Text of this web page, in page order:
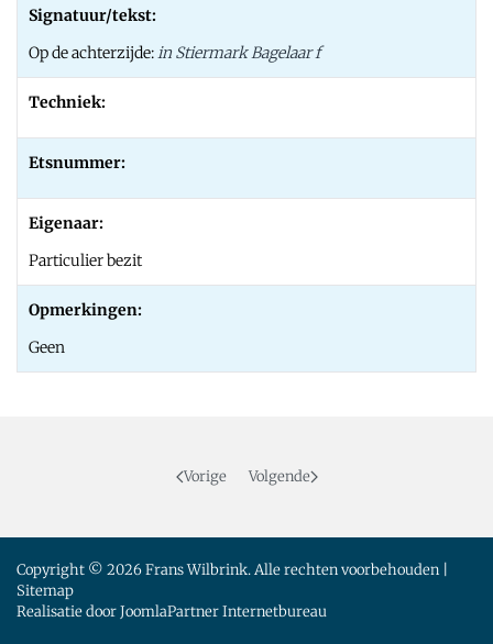
Signatuur/tekst:
Op de achterzijde:in Stiermark Bagelaar f
Techniek:
Etsnummer:
Eigenaar:
Particulier bezit
Opmerkingen:
Geen
Vorige Volgende
Copyright © 2026 Frans Wilbrink. Alle rechten voorbehouden |
Sitemap
Realisatie doorJoomlaPartner Internetbureau